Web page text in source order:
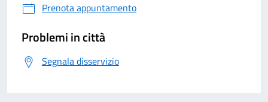
Prenota appuntamento
Problemi in città
Segnala disservizio